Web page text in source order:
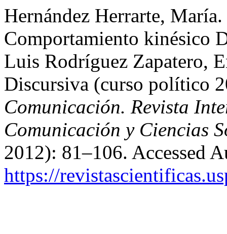
Hernández Herrarte,
Comportamiento kinésico
Luis Rodríguez Zapatero,
Discursiva (curso político
Comunicación. Revista
Comunicación y Ciencias
2012): 81–106. Accessed
https://